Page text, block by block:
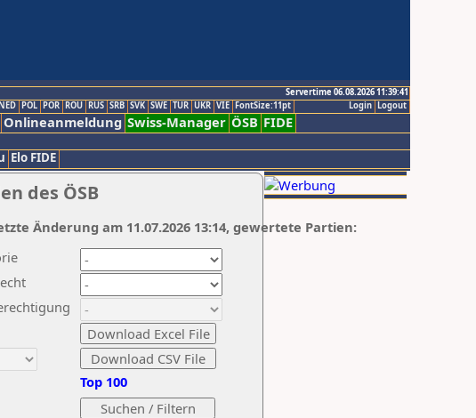
Servertime 06.08.2026 11:39:41
Logout
Login
POL POR ROU RUS SRB SVK SWE TUR UKR VIE FontSize:11pt
Onlineanmeldung Swiss-Manager ÖSB FIDE
Elo FIDE
des ÖSB
Top 100
Änderung am 11.07.2026 13:14, gewertete Partien: